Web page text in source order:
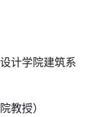
计学院建筑系
教授）